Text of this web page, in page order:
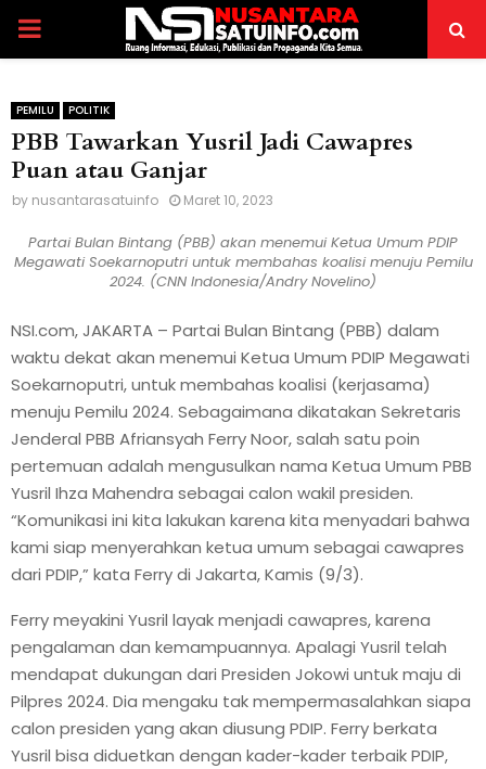
P
I
M
A
R
Y
M
E
N
U
PEMILU POLITIK
PBB Tawarkan Yusril Jadi Cawapres
Puan atau Ganjar
by nusantarasatuinfo Maret 10, 2023
Partai Bulan Bintang (PBB) akan menemui Ketua Umum PDIP
Megawati Soekarnoputri untuk membahas koalisi menuju Pemilu
2024. (CNN Indonesia/Andry Novelino)
NSI.com, JAKARTA – Partai Bulan Bintang (PBB) dalam
waktu dekat akan menemui Ketua Umum PDIP Megawati
Soekarnoputri, untuk membahas koalisi (kerjasama)
menuju Pemilu 2024. Sebagaimana dikatakan Sekretaris
Jenderal PBB Afriansyah Ferry Noor, salah satu poin
pertemuan adalah mengusulkan nama Ketua Umum PBB
Yusril Ihza Mahendra sebagai calon wakil presiden.
“Komunikasi ini kita lakukan karena kita menyadari bahwa
kami siap menyerahkan ketua umum sebagai cawapres
dari PDIP,” kata Ferry di Jakarta, Kamis (9/3).
Ferry meyakini Yusril layak menjadi cawapres, karena
pengalaman dan kemampuannya. Apalagi Yusril telah
mendapat dukungan dari Presiden Jokowi untuk maju di
Pilpres 2024. Dia mengaku tak mempermasalahkan siapa
calon presiden yang akan diusung PDIP. Ferry berkata
Yusril bisa diduetkan dengan kader-kader terbaik PDIP,